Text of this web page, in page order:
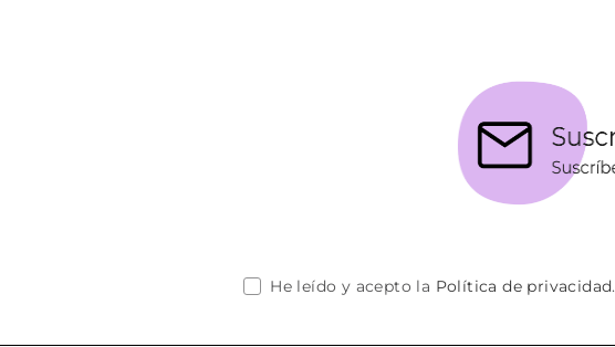
He leído y acepto la Política de privacidad.